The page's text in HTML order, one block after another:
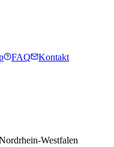
FAQ
Kontakt
Westfalen